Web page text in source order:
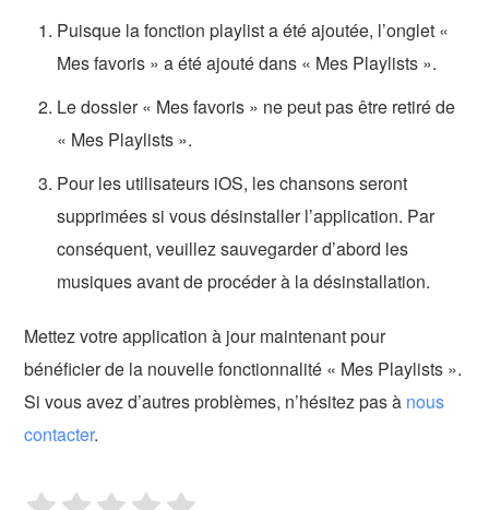
Puisque la fonction playlist a été ajoutée, l’onglet «
Mes favoris » a été ajouté dans « Mes Playlists ».
Le dossier « Mes favoris » ne peut pas être retiré de
« Mes Playlists ».
Pour les utilisateurs iOS, les chansons seront
supprimées si vous désinstaller l’application. Par
conséquent, veuillez sauvegarder d’abord les
musiques avant de procéder à la désinstallation.
Mettez votre application à jour maintenant pour
bénéficier de la nouvelle fonctionnalité « Mes Playlists ».
Si vous avez d’autres problèmes, n’hésitez pas à nous
contacter.